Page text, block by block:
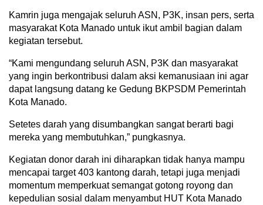
Kamrin juga mengajak seluruh ASN, P3K, insan pers, serta
masyarakat Kota Manado untuk ikut ambil bagian dalam
kegiatan tersebut.
“Kami mengundang seluruh ASN, P3K dan masyarakat
yang ingin berkontribusi dalam aksi kemanusiaan ini agar
dapat langsung datang ke Gedung BKPSDM Pemerintah
Kota Manado.
Setetes darah yang disumbangkan sangat berarti bagi
mereka yang membutuhkan,” pungkasnya.
Kegiatan donor darah ini diharapkan tidak hanya mampu
mencapai target 403 kantong darah, tetapi juga menjadi
momentum memperkuat semangat gotong royong dan
kepedulian sosial dalam menyambut HUT Kota Manado